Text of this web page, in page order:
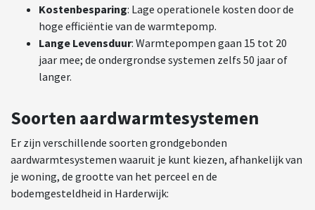
Kostenbesparing: Lage operationele kosten door de
hoge efficiëntie van de warmtepomp.
Lange Levensduur: Warmtepompen gaan 15 tot 20
jaar mee; de ondergrondse systemen zelfs 50 jaar of
langer.
Soorten aardwarmtesystemen
Er zijn verschillende soorten grondgebonden
aardwarmtesystemen waaruit je kunt kiezen, afhankelijk van
je woning, de grootte van het perceel en de
bodemgesteldheid in Harderwijk: